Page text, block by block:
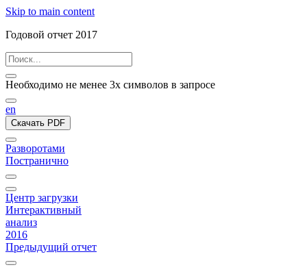
Skip to main content
Годовой отчет 2017
Необходимо не менее 3х символов в запросе
en
Скачать PDF
Разворотами
Постранично
Центр загрузки
Интерактивный
анализ
2016
Предыдущий отчет